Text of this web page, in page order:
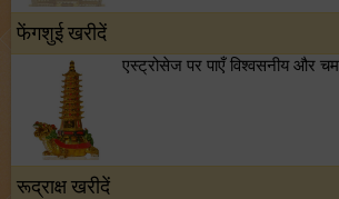
फेंगशुई खरीदें
एस्ट्रोसेज पर पाएँ विश्वसनीय और
रूद्राक्ष खरीदें